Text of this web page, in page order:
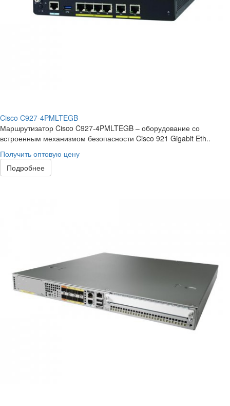
Cisco C927-4PMLTEGB
Маршрутизатор Cisco C927-4PMLTEGB – оборудование со
встроенным механизмом безопасности Cisco 921 Gigabit Eth..
Получить оптовую цену
Подробнее